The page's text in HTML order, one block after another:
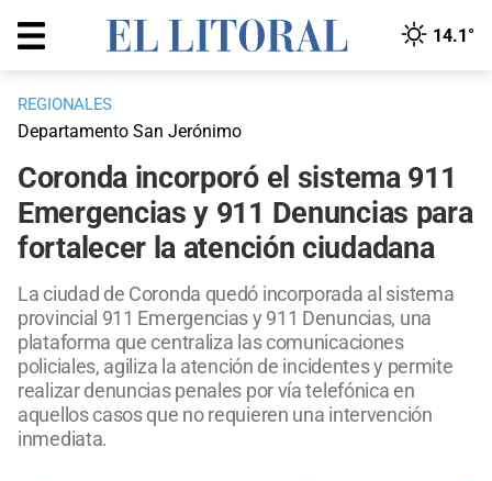
14.1°
REGIONALES
Departamento San Jerónimo
Coronda incorporó el sistema 911
Emergencias y 911 Denuncias para
fortalecer la atención ciudadana
La ciudad de Coronda quedó incorporada al sistema
provincial 911 Emergencias y 911 Denuncias, una
plataforma que centraliza las comunicaciones
policiales, agiliza la atención de incidentes y permite
realizar denuncias penales por vía telefónica en
aquellos casos que no requieren una intervención
inmediata.